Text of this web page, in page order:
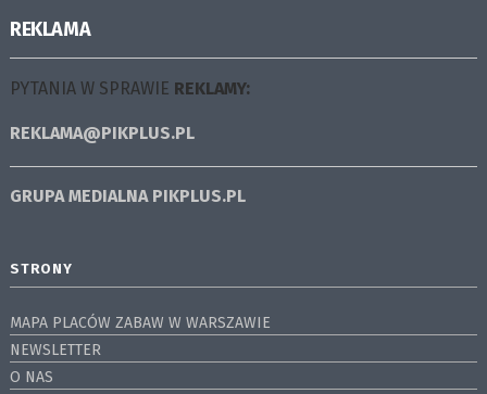
REKLAMA
PYTANIA W SPRAWIE REKLAMY:
REKLAMA@PIKPLUS.PL
GRUPA MEDIALNA PIKPLUS.PL
STRONY
MAPA PLACÓW ZABAW W WARSZAWIE
NEWSLETTER
O NAS